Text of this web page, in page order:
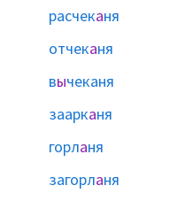
расчеканя
отчеканя
вычеканя
заарканя
горланя
загорланя